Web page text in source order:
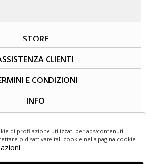
STORE
CLIENTI
E CONDIZIONI
INFO
di profilazione utilizzati per ads/contenuti
o disattivare tali cookie nella pagina cookie